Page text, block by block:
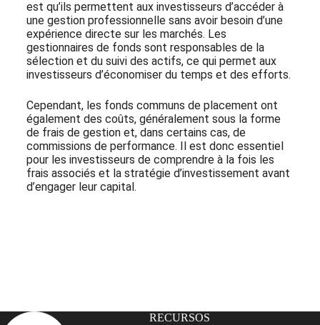
est qu’ils permettent aux investisseurs d’accéder à
une gestion professionnelle sans avoir besoin d’une
expérience directe sur les marchés. Les
gestionnaires de fonds sont responsables de la
sélection et du suivi des actifs, ce qui permet aux
investisseurs d’économiser du temps et des efforts.
Cependant, les fonds communs de placement ont
également des coûts, généralement sous la forme
de frais de gestion et, dans certains cas, de
commissions de performance. Il est donc essentiel
pour les investisseurs de comprendre à la fois les
frais associés et la stratégie d’investissement avant
d’engager leur capital.
RECURSOS